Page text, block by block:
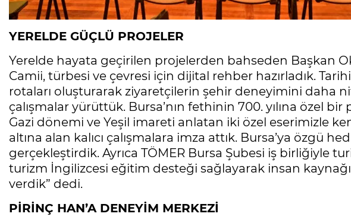
YERELDE GÜÇLÜ PROJELER
Yerelde hayata geçirilen projelerden bahseden Başkan
Camii, türbesi ve çevresi için dijital rehber hazırladık.
rotaları oluşturarak ziyaretçilerin şehir deneyimini daha
çalışmalar yürüttük. Bursa’nın fethinin 700. yılına özel bir
Gazi dönemi ve Yeşil imareti anlatan iki özel eserimizle
altına alan kalıcı çalışmalara imza attık. Bursa’ya özgü
gerçekleştirdik. Ayrıca TÖMER Bursa Şubesi iş birliğiyle
turizm İngilizcesi eğitim desteği sağlayarak insan
verdik” dedi.
PİRİNÇ HAN’A DENEYİM MERKEZİ